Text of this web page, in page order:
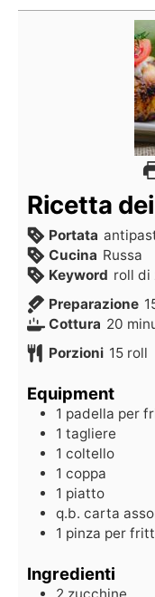
Ricetta
Portata
Cucina Russa
Keyword roll di
Preparazione
Cottura 20
Porzioni 15 roll
Equipment
1 padella per
1 tagliere
1 coltello
1 coppa
1 piatto
q.b. carta
1 pinza per
Ingredienti